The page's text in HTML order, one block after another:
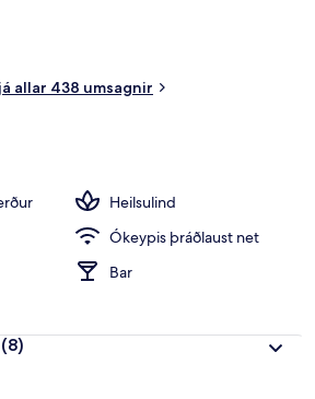
allar 438 umsagnir
Heilsulind
Ókeypis þráðlaust net
Bar
(8)